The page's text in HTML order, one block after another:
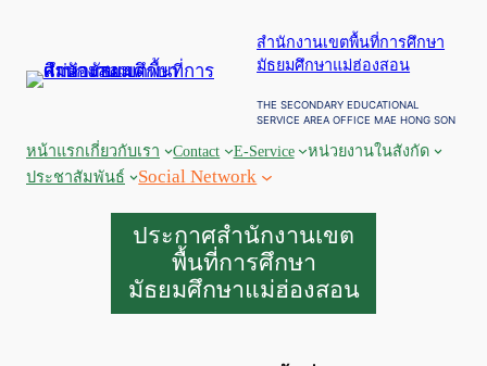
สำนักงานเขตพื้นที่การศึกษา
มัธยมศึกษาแม่ฮ่องสอน
THE SECONDARY EDUCATIONAL
SERVICE AREA OFFICE MAE HONG SON
หน้าแรกเกี่ยวกับเรา Contact E-Service
หน่วยงานในสังกัด
ประชาสัมพันธ์
Social Network
ประกาศสำนักงานเขต
พื้นที่การศึกษา
มัธยมศึกษาแม่ฮ่องสอน